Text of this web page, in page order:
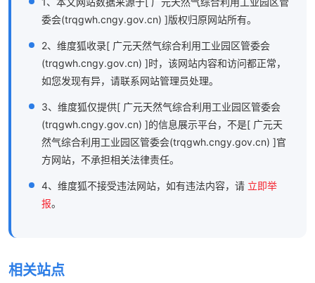
委会(trqgwh.cngy.gov.cn) ]版权归原网站所有。
2、维度狐收录[ 广元天然气综合利用工业园区管委会
(trqgwh.cngy.gov.cn) ]时，该网站内容和访问都正常，
如您发现有异，请联系网站管理员处理。
3、维度狐仅提供[ 广元天然气综合利用工业园区管委会
(trqgwh.cngy.gov.cn) ]的信息展示平台，不是[ 广元天
然气综合利用工业园区管委会(trqgwh.cngy.gov.cn) ]官
方网站，不承担相关法律责任。
4、维度狐不接受违法网站，如有违法内容，请 立即举
报。
相关站点